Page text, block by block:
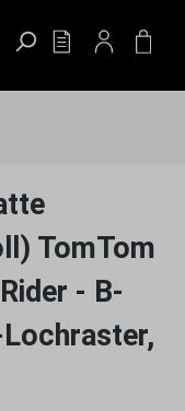
DU HAST 0
TomTom
- B-